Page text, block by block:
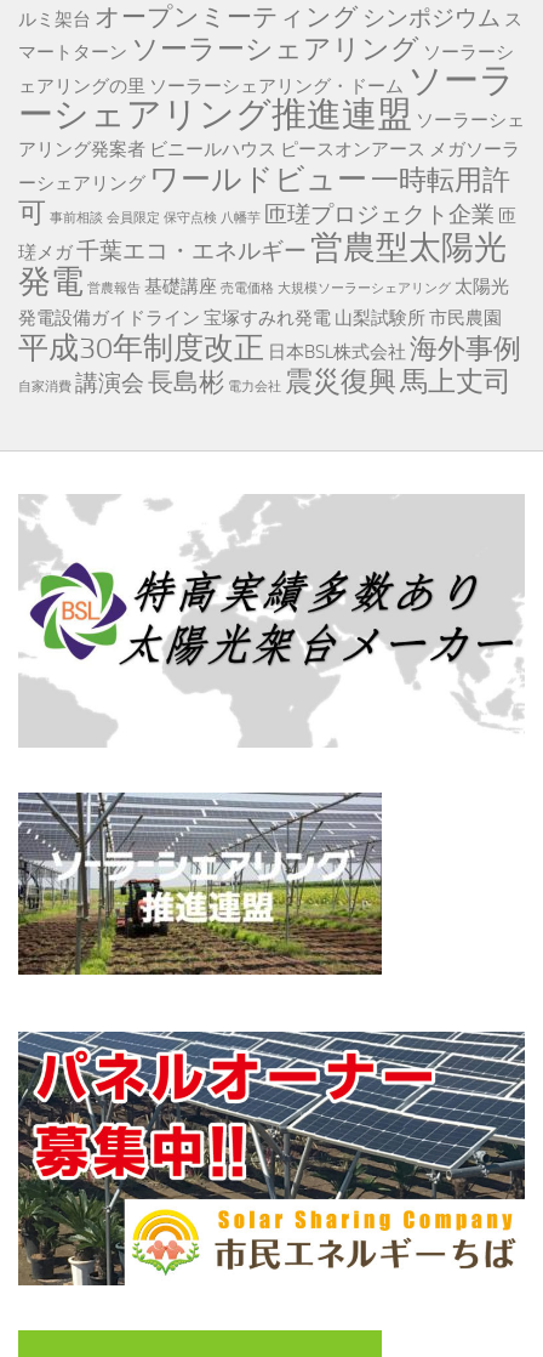
ルミ架台 オープンミーティング シンポジウム ス
マートターン ソーラーシェアリング ソーラーシ
ェアリングの里 ソーラーシェアリング・ドーム ソーラ
ーシェアリング推進連盟 ソーラーシェ
アリング発案者 ビニールハウス ピースオンアース メガソーラ
ーシェアリング ワールドビュー 一時転用許
可 事前相談 会員限定 保守点検 八幡芋 匝瑳プロジェクト企業 匝
瑳メガ千葉エコ・エネルギー 営農型太陽光
発電 営農報告 基礎講座 売電価格 大規模ソーラーシェアリング 太陽光
発電設備ガイドライン 宝塚すみれ発電 山梨試験所市民農園
平成30年制度改正 日本BSL株式会社 海外事例
自家消費 講演会長島彬 電力会社 震災復興馬上丈司